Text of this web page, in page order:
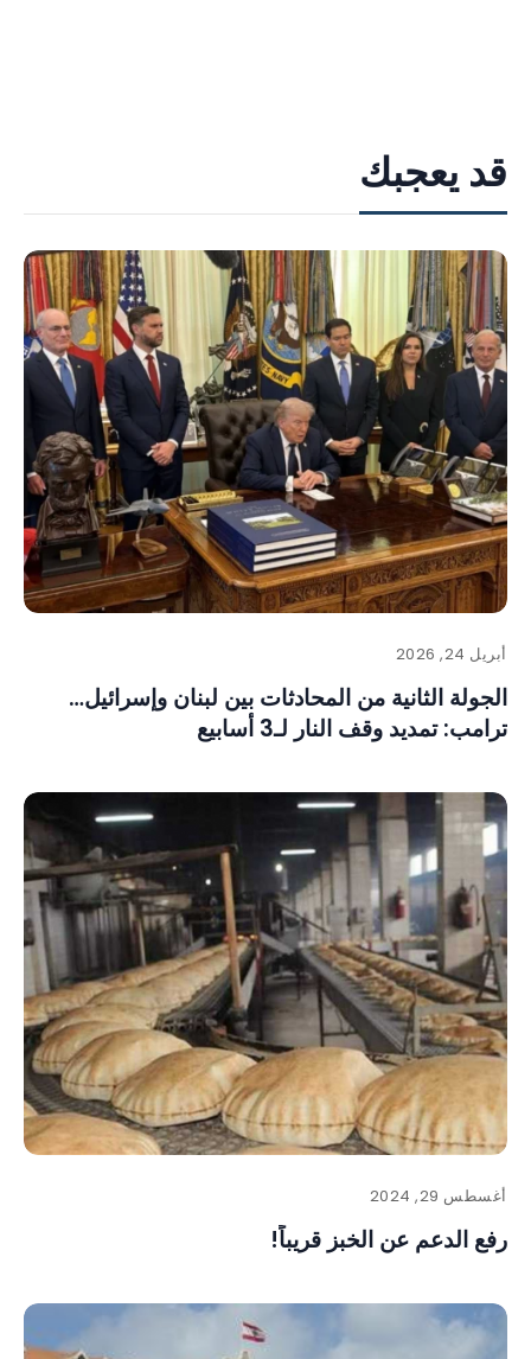
قد يعجبك
أبريل 24, 2026
الجولة الثانية من المحادثات بين لبنان وإسرائيل…
ترامب: تمديد وقف النار لـ3 أسابيع
أغسطس 29, 2024
رفع الدعم عن الخبز قريباً!